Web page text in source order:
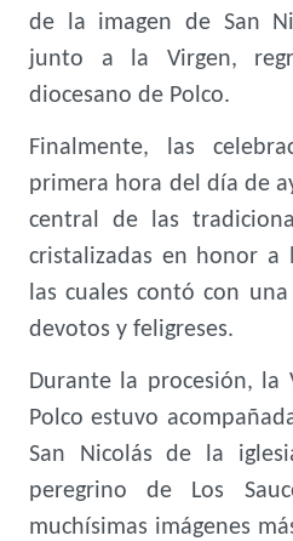
de la imagen de San
junto a la Virgen,
diocesano de Polco.
Finalmente, las
primera hora del día de
central de las
cristalizadas en honor a
las cuales contó con
devotos y feligreses.
Durante la procesión, la
Polco estuvo
San Nicolás de la
peregrino de Los
muchísimas imágenes